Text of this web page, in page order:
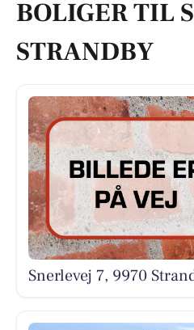
BOLIGER TIL
STRANDBY
Snerlevej 7, 9970